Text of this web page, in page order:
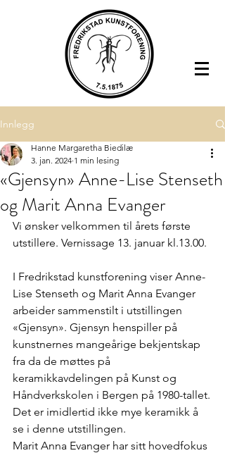
Innlegg
«Gjensyn» Anne-Lise Stenseth
og Marit Anna Evanger
Hanne Margaretha Biedilæ
3. jan. 2024 1 min lesing
Vi ønsker velkommen til årets første
utstillere. Vernissage 13. januar kl.13.00.
I Fredrikstad kunstforening viser Anne-
Lise Stenseth og Marit Anna Evanger
arbeider sammenstilt i utstillingen
«Gjensyn». Gjensyn henspiller på
kunstnernes mangeårige bekjentskap
fra da de møttes på
keramikkavdelingen på Kunst og
Håndverkskolen i Bergen på 1980-tallet.
Det er imidlertid ikke mye keramikk å
se i denne utstillingen.
Marit Anna Evanger har sitt hovedfokus